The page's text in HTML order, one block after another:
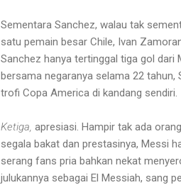
Sementara Sanchez, walau tak
satu pemain besar Chile, Ivan
Sanchez hanya tertinggal tiga gol dari
bersama negaranya selama 22
trofi Copa America di kandang sendiri.
Ketiga, apresiasi. Hampir tak ada
segala bakat dan prestasinya, Messi
serang fans pria bahkan nekat
julukannya sebagai El Messiah, sang